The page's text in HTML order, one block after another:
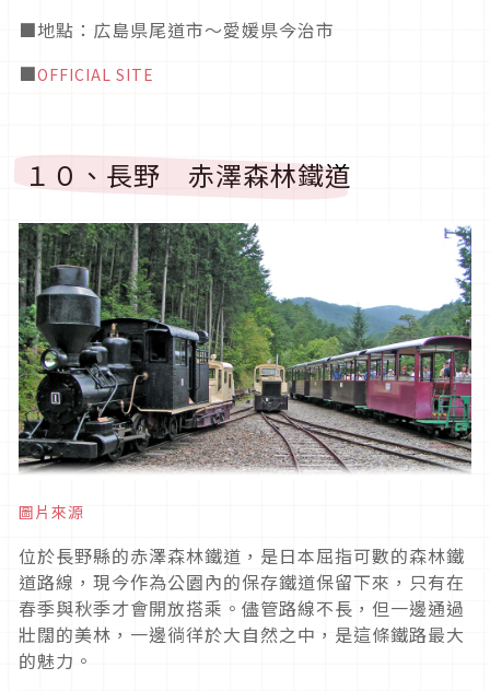
■地點：広島県尾道市～愛媛県今治市
■OFFICIAL SITE
１０、長野 赤澤森林鐵道
圖片來源
位於長野縣的赤澤森林鐵道，是日本屈指可數的森林鐵
道路線，現今作為公園內的保存鐵道保留下來，只有在
春季與秋季才會開放搭乘。儘管路線不長，但一邊通過
壯闊的美林，一邊徜徉於大自然之中，是這條鐵路最大
的魅力。